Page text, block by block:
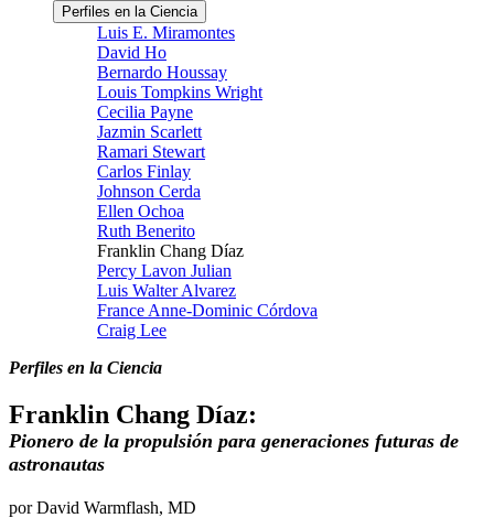
Perfiles en la Ciencia
Luis E. Miramontes
David Ho
Bernardo Houssay
Louis Tompkins Wright
Cecilia Payne
Jazmin Scarlett
Ramari Stewart
Carlos Finlay
Johnson Cerda
Ellen Ochoa
Ruth Benerito
Franklin Chang Díaz
Percy Lavon Julian
Luis Walter Alvarez
France Anne-Dominic Córdova
Craig Lee
Perfiles en la Ciencia
Franklin Chang Díaz:
Pionero de la propulsión para generaciones futuras de
astronautas
por David Warmflash, MD